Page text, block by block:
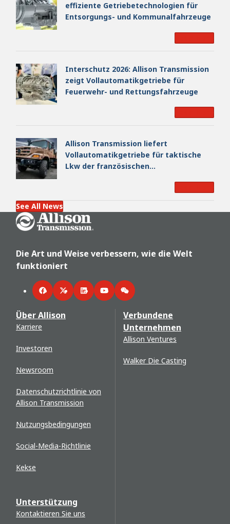
effiziente Getriebetechnologien für
Entsorgungs- und Kommunalfahrzeuge
Interschutz 2026: Allison Transmission
zeigt Vollautomatikgetriebe für
Feuerwehr- und Rettungsfahrzeuge
Allison Transmission liefert
Vollautomatikgetriebe für taktische
Lkw der französischen
See All News
Go Home
Die Art und Weise verbessern, wie die Welt
funktioniert
FacebookTwitterLinkedInYouTubeWeChat
Über Allison
Karriere
Investoren
Newsroom
Datenschutzrichtlinie von
Allison Transmission
Nutzungsbedingungen
Social-Media-Richtlinie
Kekse
Unterstützung
Kontaktieren Sie uns
Verbundene
Unternehmen
Allison Ventures
Walker Die Casting